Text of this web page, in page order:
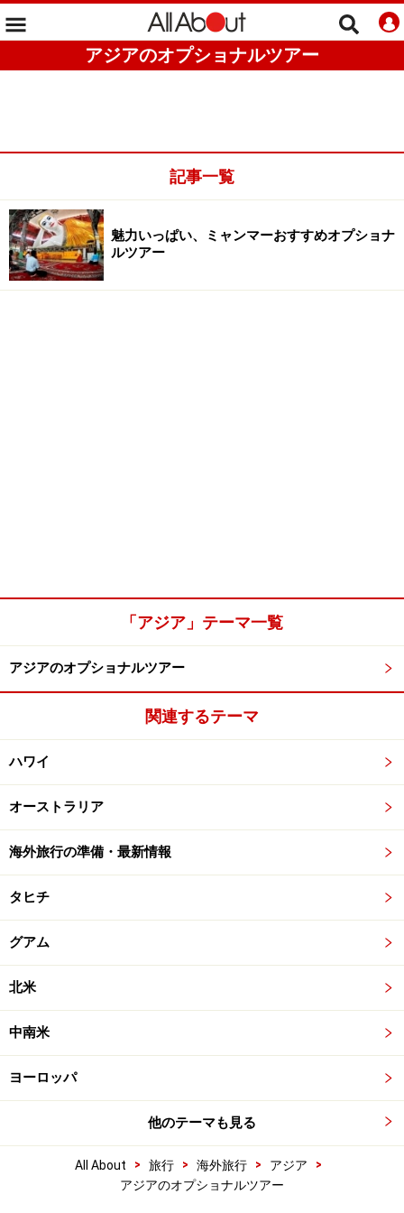
アジアのオプショナルツアー
記事一覧
魅力いっぱい、ミャンマーおすすめオプショナ
ルツアー
「アジア」テーマ一覧
アジアのオプショナルツアー
関連するテーマ
ハワイ
オーストラリア
海外旅行の準備・最新情報
タヒチ
グアム
北米
中南米
ヨーロッパ
他のテーマも見る
All About > 旅行 > 海外旅行 > アジア
>
アジアのオプショナルツアー